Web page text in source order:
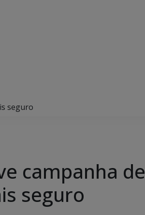
seguro
campanha de
seguro